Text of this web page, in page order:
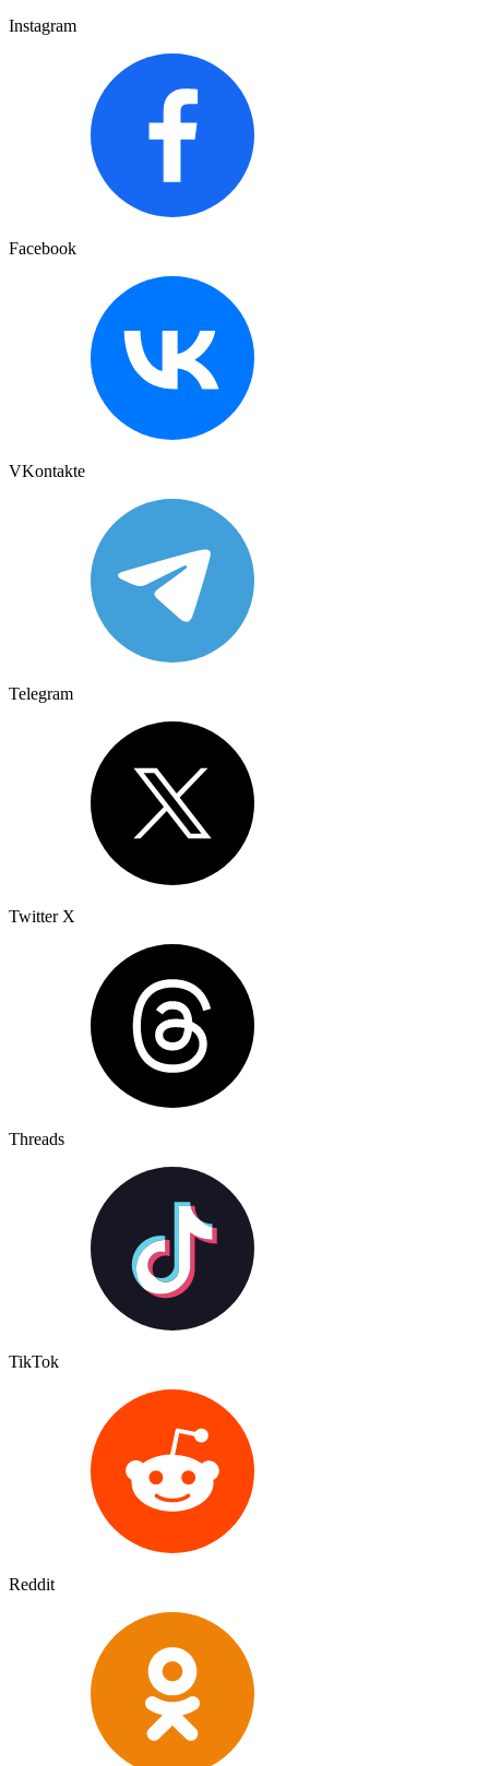
Instagram
Facebook
VKontakte
Telegram
Twitter X
Threads
TikTok
Reddit